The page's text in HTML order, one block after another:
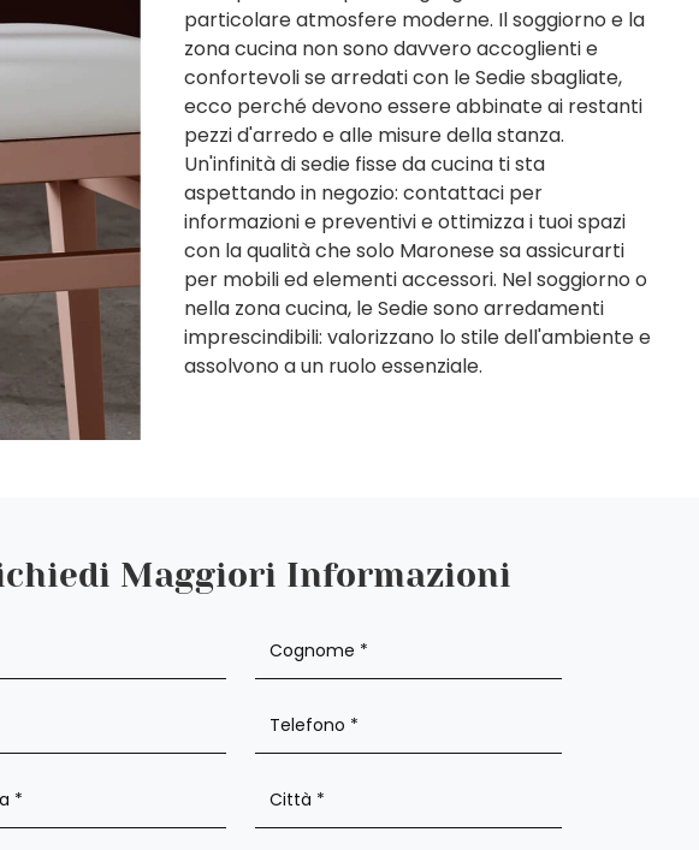
particolare atmosfere moderne. Il soggiorno e la
zona cucina non sono davvero accoglienti e
confortevoli se arredati con le Sedie sbagliate,
ecco perché devono essere abbinate ai restanti
pezzi d'arredo e alle misure della stanza.
Un'infinità di sedie fisse da cucina ti sta
aspettando in negozio: contattaci per
informazioni e preventivi e ottimizza i tuoi spazi
con la qualità che solo Maronese sa assicurarti
per mobili ed elementi accessori. Nel soggiorno o
nella zona cucina, le Sedie sono arredamenti
imprescindibili: valorizzano lo stile dell'ambiente e
assolvono a un ruolo essenziale.
Maggiori Informazioni